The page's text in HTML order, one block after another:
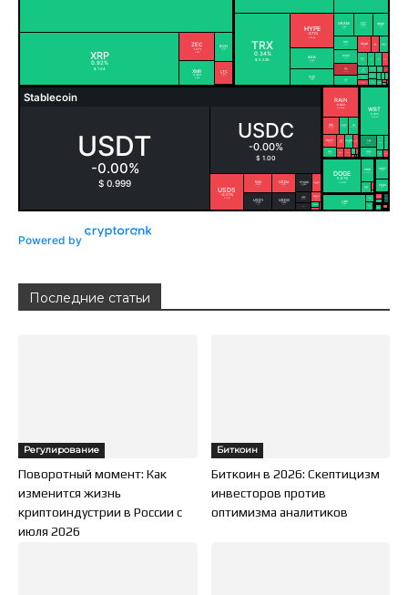
Powered by
Последние статьи
Регулирование
Поворотный момент: Как
изменится жизнь
криптоиндустрии в России с
июля 2026
Биткоин
Биткоин в 2026: Скептицизм
инвесторов против
оптимизма аналитиков